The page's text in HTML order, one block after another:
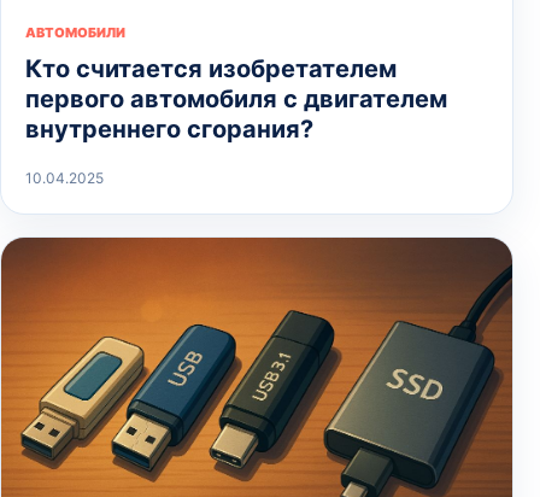
АВТОМОБИЛИ
Кто считается изобретателем
первого автомобиля с двигателем
внутреннего сгорания?
10.04.2025